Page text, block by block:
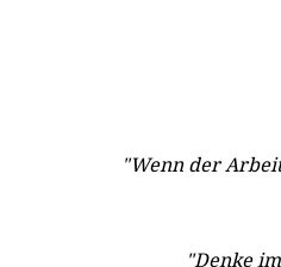
"Wenn der
"Denke